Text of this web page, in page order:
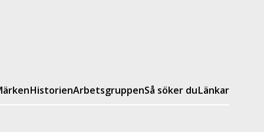
HistorienArbetsgruppenSå söker duLänkar